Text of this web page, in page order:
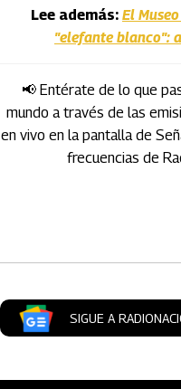
Lee además: El
"elefante blanco":
📢 Entérate de lo que
mundo a través de las
en vivo en la pantalla de
frecuencias de
SIGUE A